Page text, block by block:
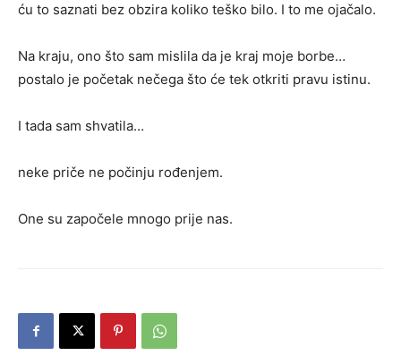
ću to saznati bez obzira koliko teško bilo. I to me ojačalo.
Na kraju, ono što sam mislila da je kraj moje borbe…
postalo je početak nečega što će tek otkriti pravu istinu.
I tada sam shvatila…
neke priče ne počinju rođenjem.
One su započele mnogo prije nas.